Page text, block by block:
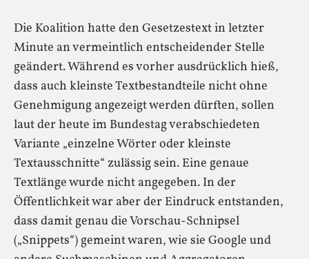
Die Koalition hatte den Gesetzestext in letzter
Minute an vermeintlich entscheidender Stelle
geändert. Während es vorher ausdrücklich hieß,
dass auch kleinste Textbestandteile nicht ohne
Genehmigung angezeigt werden dürften, sollen
laut der heute im Bundestag verabschiedeten
Variante „einzelne Wörter oder kleinste
Textausschnitte“ zulässig sein. Eine genaue
Textlänge wurde nicht angegeben. In der
Öffentlichkeit war aber der Eindruck entstanden,
dass damit genau die Vorschau-Schnipsel
(„Snippets“) gemeint waren, wie sie Google und